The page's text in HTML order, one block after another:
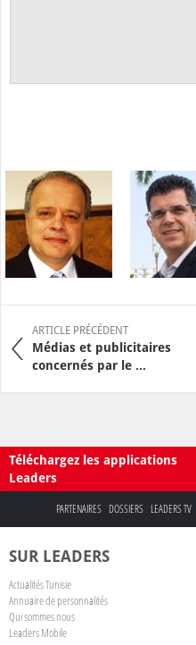
ARTICLE PRÉCÉDENT
Médias et publicitaires
concernés par le ...
Téléchargez les applications
Leaders
PARTENAIRES DOSSIERS LEADERS TV
SUR LEADERS
Actualités Tunisie
Annuaire de personnalités
Qui sommes nous
Leaders Mobile